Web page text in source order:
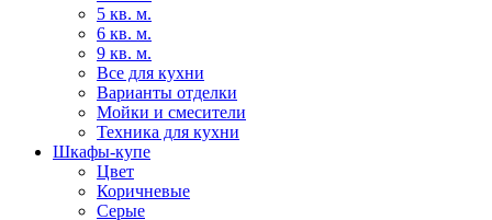
5 кв. м.
6 кв. м.
9 кв. м.
Все для кухни
Варианты отделки
Мойки и смесители
Техника для кухни
Шкафы-купе
Цвет
Коричневые
Серые